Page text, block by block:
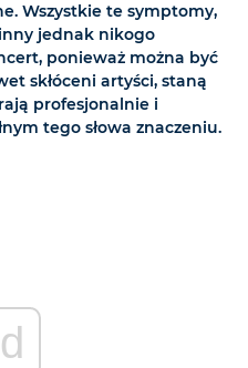
Wszystkie te symptomy,
jednak nikogo
ponieważ można być
skłóceni artyści, staną
profesjonalnie i
tego słowa znaczeniu.